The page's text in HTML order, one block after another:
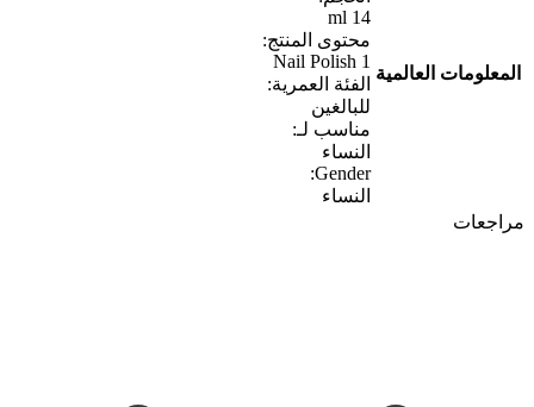
المعلومات العالمية
14 ml
محتوى المنتج:
1 Nail Polish
الفئة العمرية:
للبالغين
مناسب لـ:
النساء
Gender:
النساء
مراجعات